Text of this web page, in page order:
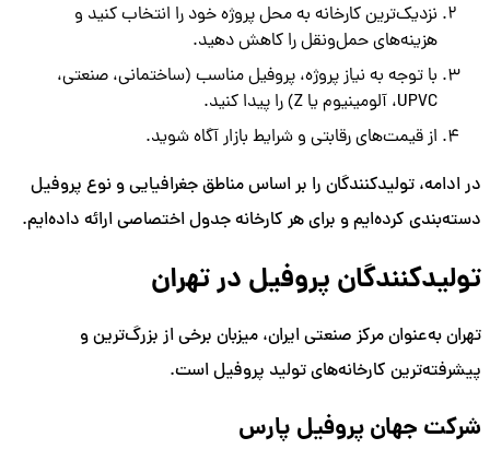
نزدیک‌ترین کارخانه به محل پروژه خود را انتخاب کنید و
هزینه‌های حمل‌ونقل را کاهش دهید.
با توجه به نیاز پروژه، پروفیل مناسب (ساختمانی، صنعتی،
UPVC، آلومینیوم یا Z) را پیدا کنید.
از قیمت‌های رقابتی و شرایط بازار آگاه شوید.
در ادامه، تولیدکنندگان را بر اساس مناطق جغرافیایی و نوع پروفیل
دسته‌بندی کرده‌ایم و برای هر کارخانه جدول اختصاصی ارائه داده‌ایم.
تولیدکنندگان پروفیل در تهران
تهران به‌عنوان مرکز صنعتی ایران، میزبان برخی از بزرگ‌ترین و
پیشرفته‌ترین کارخانه‌های تولید پروفیل است.
شرکت جهان پروفیل پارس